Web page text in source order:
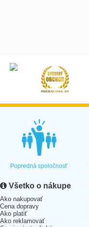
Popredná spoločnosť
Všetko o nákupe
Ako nakupovať
Cena dopravy
Ako platiť
Ako reklamovať